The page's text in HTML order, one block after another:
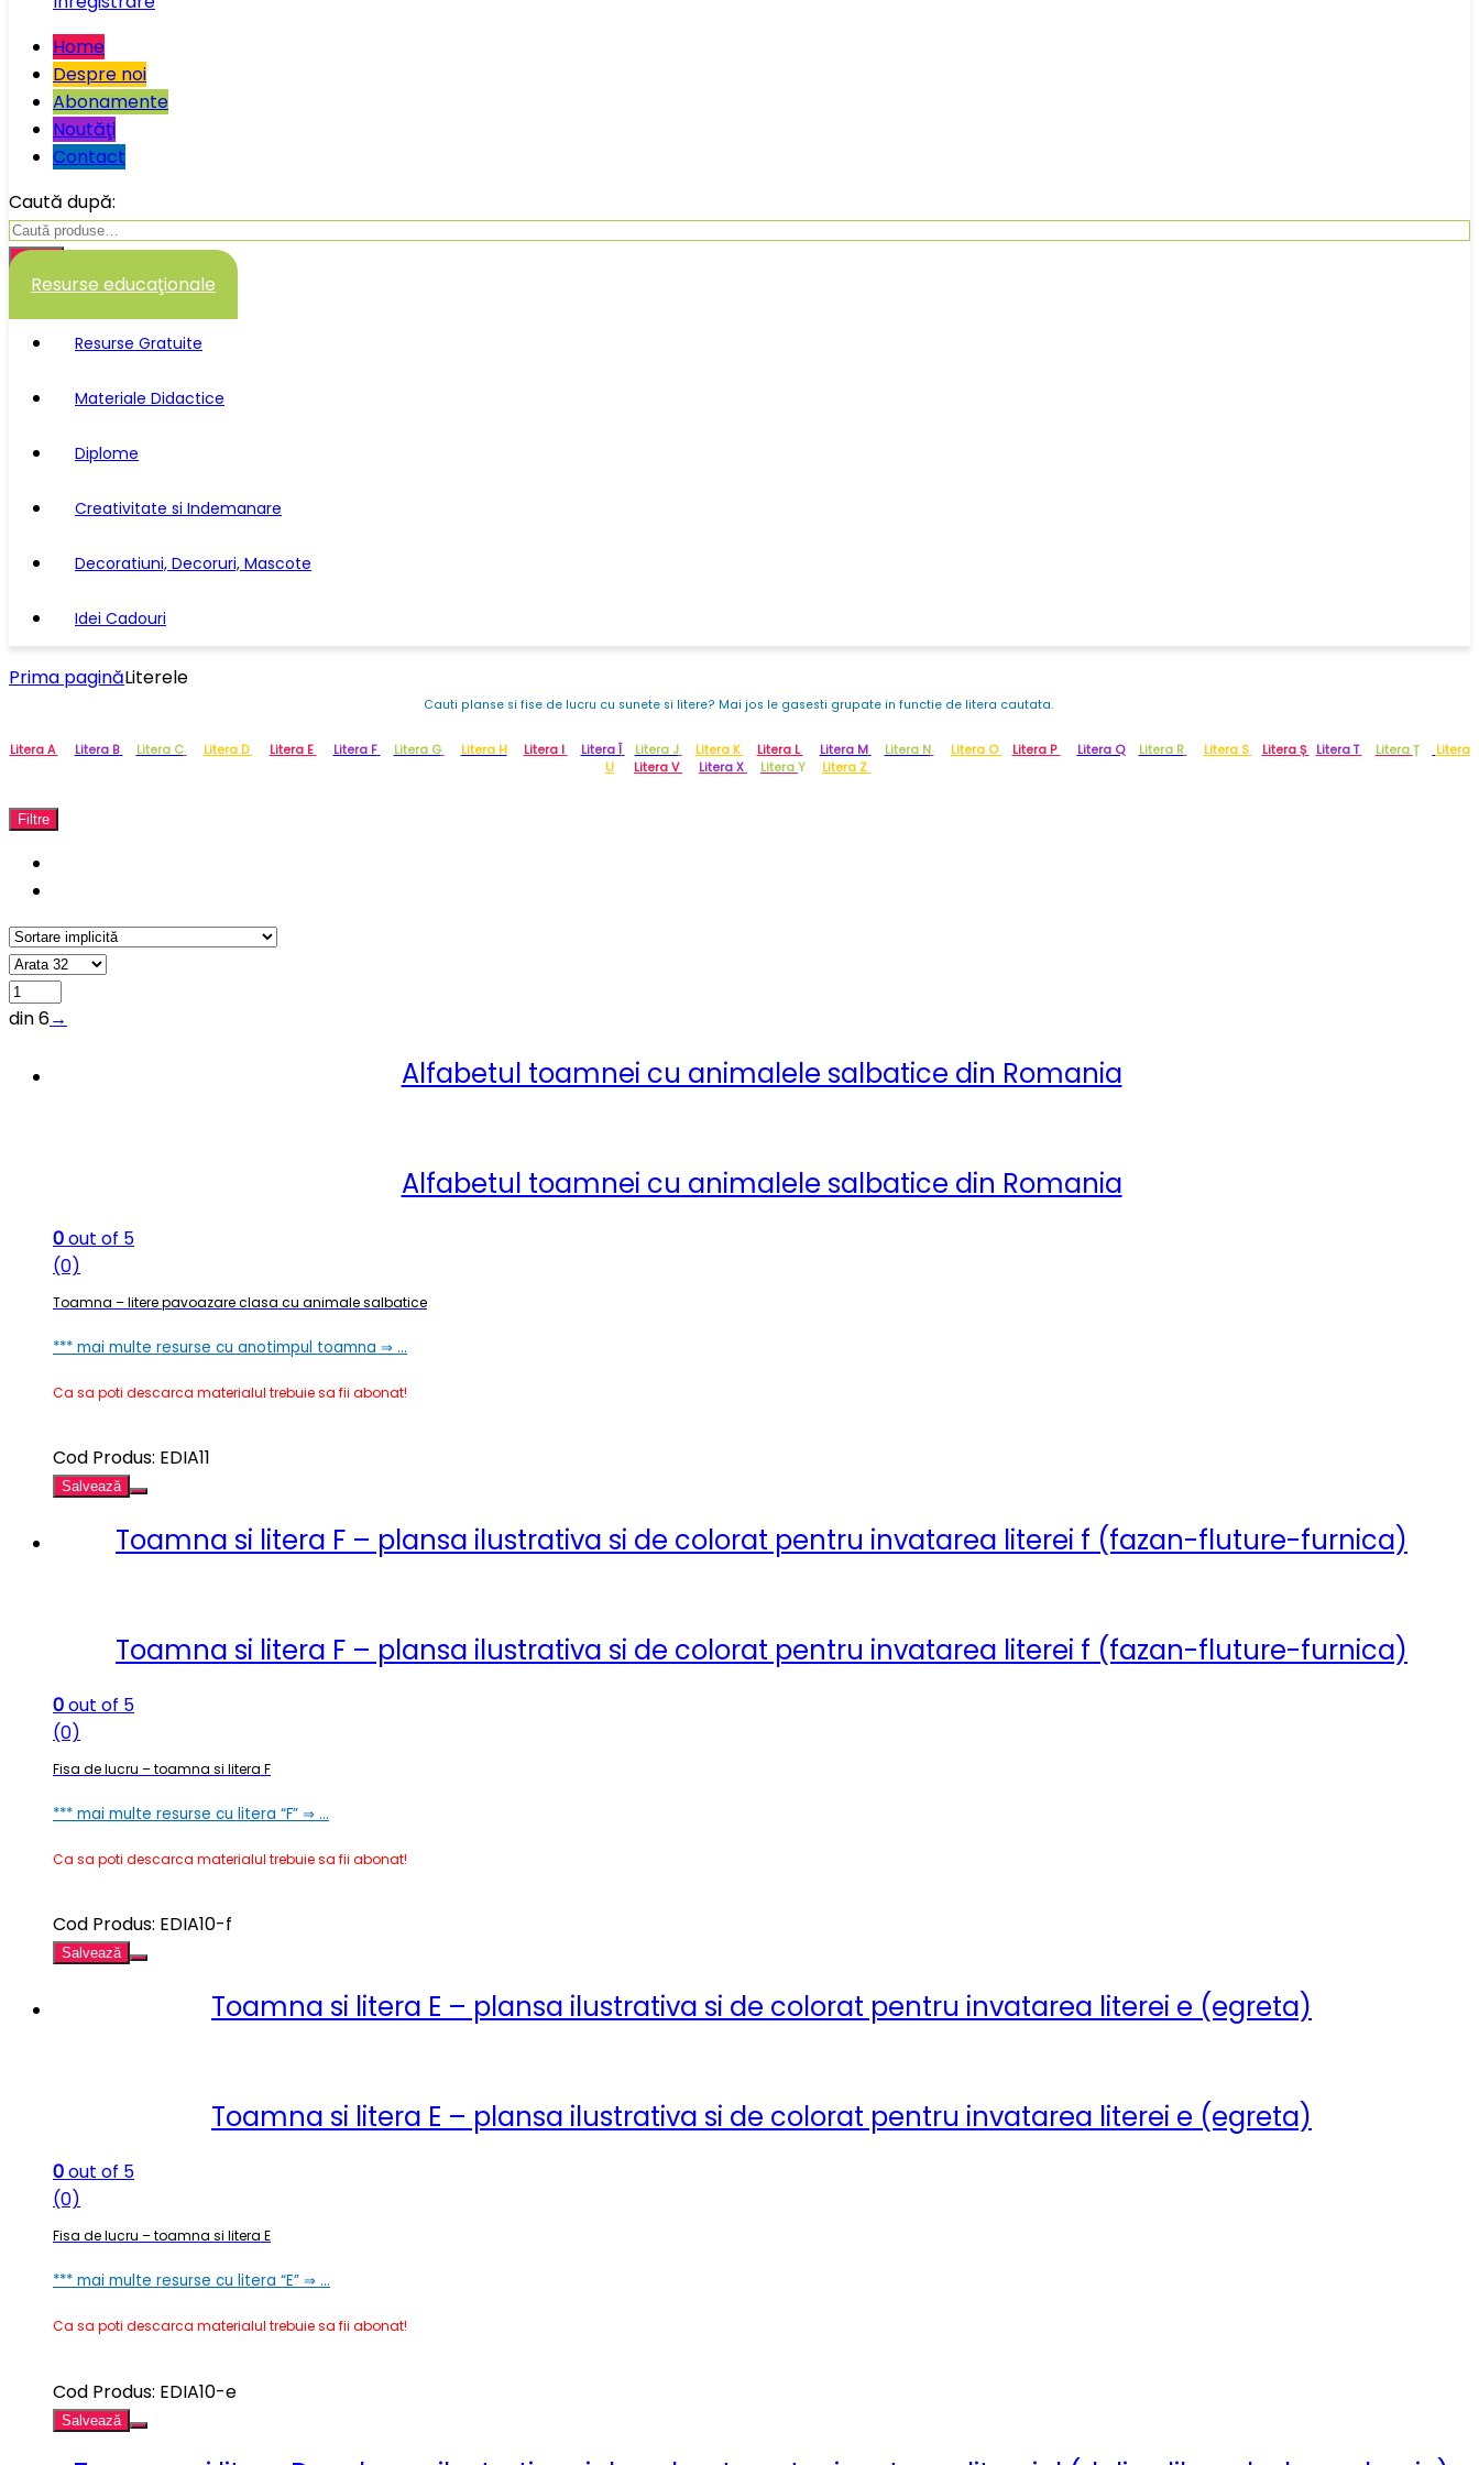
Home
Despre noi
Abonamente
Noutăţi
Contact
Caută după:
Caută
Resurse educaţionale
Resurse Gratuite
Materiale Didactice
Diplome
Creativitate si Indemanare
Decoratiuni, Decoruri, Mascote
Idei Cadouri
Prima paginăLiterele
Cauti planse si fise de lucru cu sunete si litere? Mai jos le gasesti grupate in functie de litera cautata.
Litera A Litera B Litera C Litera D Litera E Litera F Litera G Litera H Litera I Litera Î Litera J Litera K Litera L Litera M Litera N Litera O Litera P Litera Q Litera R Litera S Litera Ș Litera T Litera Ț
Litera
U
Litera V Litera X Litera Y Litera Z
Filtre
din 6→
Alfabetul toamnei cu animalele salbatice din Romania
Alfabetul toamnei cu animalele salbatice din Romania
0out of 5
(0)
Toamna – litere pavoazare clasa cu animale salbatice
*** mai multe resurse cu anotimpul toamna ⇒ …
Ca sa poti descarca materialul trebuie sa fii abonat!
Cod Produs: EDIA11
Salvează
Toamna si litera F – plansa ilustrativa si de colorat pentru invatarea literei f (fazan-fluture-furnica)
Toamna si litera F – plansa ilustrativa si de colorat pentru invatarea literei f (fazan-fluture-furnica)
0out of 5
(0)
Fisa de lucru – toamna si litera F
*** mai multe resurse cu litera “F” ⇒ …
Ca sa poti descarca materialul trebuie sa fii abonat!
Cod Produs: EDIA10-f
Salvează
Toamna si litera E – plansa ilustrativa si de colorat pentru invatarea literei e (egreta)
Toamna si litera E – plansa ilustrativa si de colorat pentru invatarea literei e (egreta)
0out of 5
(0)
Fisa de lucru – toamna si litera E
*** mai multe resurse cu litera “E” ⇒ …
Ca sa poti descarca materialul trebuie sa fii abonat!
Cod Produs: EDIA10-e
Salvează